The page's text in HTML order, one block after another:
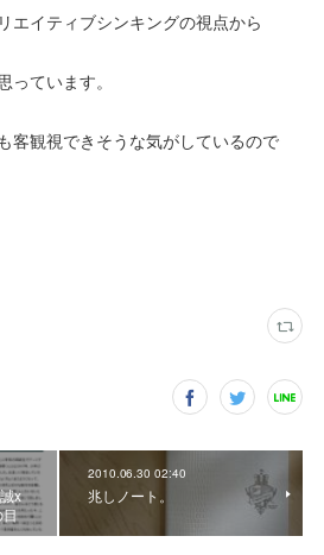
エイティブシンキングの視点から
っています。
客観視できそうな気がしているので
x
目
2010.06.30 02:40
兆しノート。